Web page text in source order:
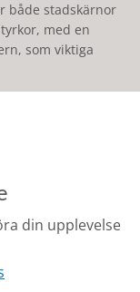
både stadskärnor
med en
som viktiga
arbetat med, som
till idag. Han har
och med hjälp
djupdykt i
medarbetare på
bland annat
din upplevelse